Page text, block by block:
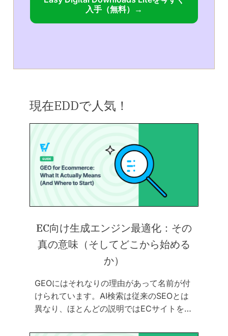
入手（無料）→
現在EDDで人気！
EC向け生成エンジン最適化：その
真の意味（そしてどこから始める
か）
GEOにはそれなりの理由があって名前が付
けられています。AI検索は従来のSEOとは
異なり、ほとんどの説明ではECサイトを…